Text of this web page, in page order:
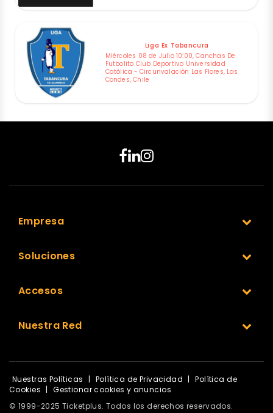
Liga Ex Tabancura
Miércoles 08 de Julio 10:00, Canchas De
Futbolito Club Deportivo Universidad
Católica - Circunvalación Las Flores, Las
Condes, Chile
Empresa
Soluciones
Accesos
Nuestra Red
Nuestras Políticas | Política de Privacidad |
Política de
Cookies |
Gestionar cookies y anuncios
© 1999-2025 Ticketplus. Todos los derechos reservados.